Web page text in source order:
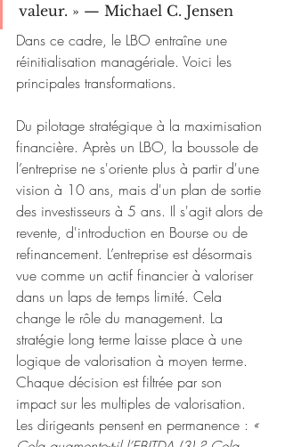
valeur. » — Michael C. Jensen
Dans ce cadre, le LBO entraîne une
réinitialisation managériale. Voici les
principales transformations.
Du pilotage stratégique à la maximisation
financière. Après un LBO, la boussole de
l’entreprise ne s'oriente plus à partir d'une
vision à 10 ans, mais d'un plan de sortie
des investisseurs à 5 ans. Il s'agit alors de
revente, d'introduction en Bourse ou de
refinancement. L’entreprise est désormais
vue comme un actif financier à valoriser
dans un laps de temps limité. Cela
change le rôle du management. La
stratégie long terme laisse place à une
logique de valorisation à moyen terme.
Chaque décision est filtrée par son
impact sur les multiples de valorisation.
Les dirigeants pensent en permanence : «